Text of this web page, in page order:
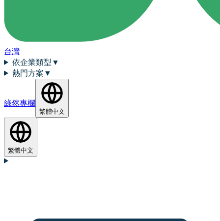
台灣
依企業類型 ▼
熱門方案 ▼
綠然專欄
繁體中文
繁體中文